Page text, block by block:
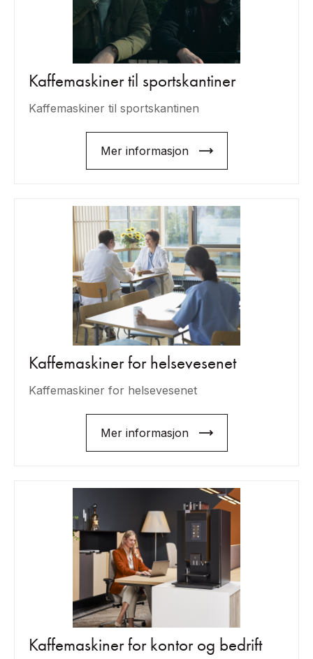
Kaffemaskiner til sportskantiner
Kaffemaskiner til sportskantinen
Mer informasjon
Kaffemaskiner for helsevesenet
Kaffemaskiner for helsevesenet
Mer informasjon
Kaffemaskiner for kontor og bedrift